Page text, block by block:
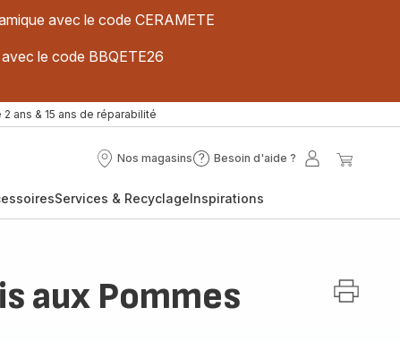
avec le code CERAMETE
le code BBQETE26
2 ans & 15 ans de réparabilité
Nos magasins
Nos
Besoin d'aide ?
Besoin
?
Mon
Services & RecyclageInspirations
aux Pommes